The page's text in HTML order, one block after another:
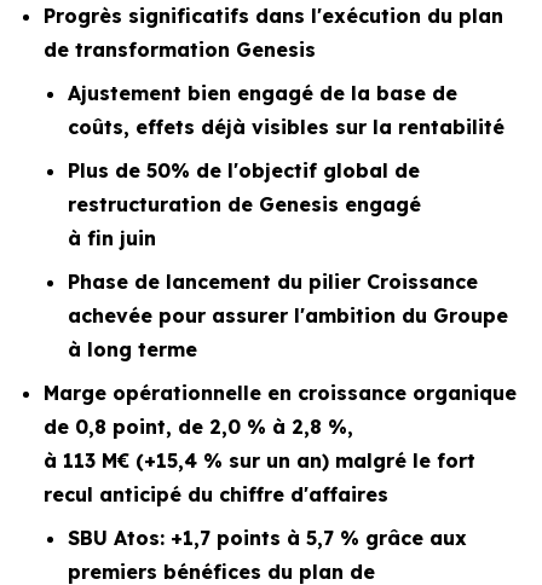
Progrès significatifs dans l'exécution du plan
de transformation Genesis
Ajustement bien engagé de la base de
coûts, effets déjà visibles sur la rentabilité
Plus de 50% de l'objectif global de
restructuration de Genesis engagé
à fin juin
Phase de lancement du pilier Croissance
achevée pour assurer l'ambition du Groupe
à long terme
Marge opérationnelle en croissance organique
de 0,8 point, de 2,0 % à 2,8 %,
à 113 M€ (+15,4 % sur un an) malgré le fort
recul anticipé du chiffre d'affaires
SBU Atos: +1,7 points à 5,7 % grâce aux
premiers bénéfices du plan de